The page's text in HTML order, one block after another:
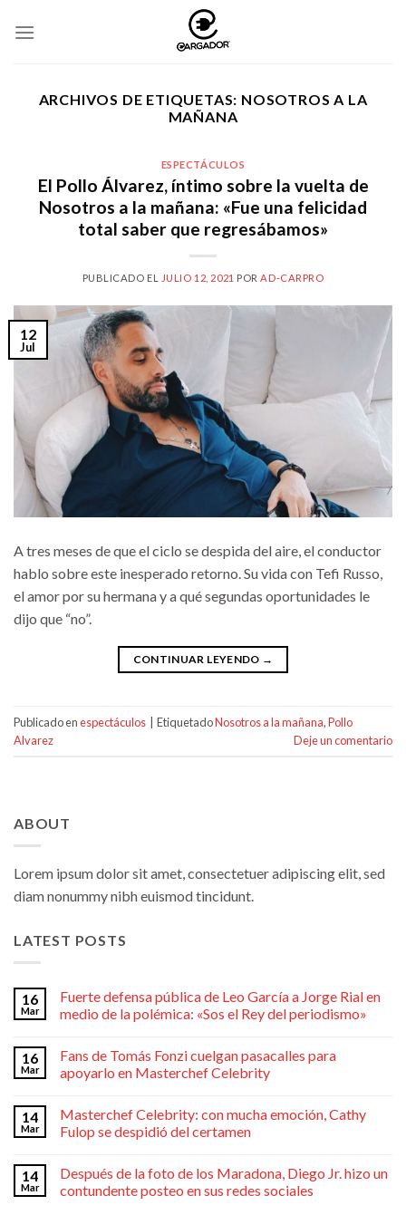
ARCHIVOS DE ETIQUETAS: NOSOTROS A LA
MAÑANA
ESPECTÁCULOS
El Pollo Álvarez, íntimo sobre la vuelta de
Nosotros a la mañana: «Fue una felicidad
total saber que regresábamos»
PUBLICADO EL JULIO 12, 2021 POR AD-CARPRO
12
Jul
A tres meses de que el ciclo se despida del aire, el conductor
hablo sobre este inesperado retorno. Su vida con Tefi Russo,
el amor por su hermana y a qué segundas oportunidades le
dijo que “no”.
CONTINUAR LEYENDO →
Publicado enespectáculos EtiquetadoNosotros a la mañana,Pollo
Alvarez
Deje un comentario
ABOUT
Lorem ipsum dolor sit amet, consectetuer adipiscing elit, sed
diam nonummy nibh euismod tincidunt.
LATEST POSTS
16
Mar
Fuerte defensa pública de Leo García a Jorge Rial en
medio de la polémica: «Sos el Rey del periodismo»
16
Mar
Fans de Tomás Fonzi cuelgan pasacalles para
apoyarlo en Masterchef Celebrity
14
Mar
Masterchef Celebrity: con mucha emoción, Cathy
Fulop se despidió del certamen
14
Mar
Después de la foto de los Maradona, Diego Jr. hizo un
contundente posteo en sus redes sociales